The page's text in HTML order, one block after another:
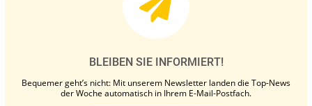
BLEIBEN SIE INFORMIERT!
Bequemer geht’s nicht: Mit unserem Newsletter landen die Top-News
der Woche automatisch in Ihrem E-Mail-Postfach.